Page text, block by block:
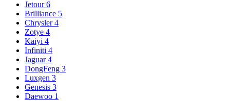
Jetour 6
Brilliance 5
Chrysler 4
Zotye 4
Kaiyi 4
Infiniti 4
Jaguar 4
DongFeng 3
Luxgen 3
Genesis 3
Daewoo 1